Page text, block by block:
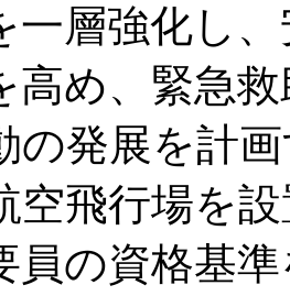
一層強化し
高め、緊急
の発展を計
空飛行場を
員の資格基